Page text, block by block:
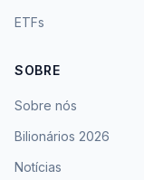
ETFs
SOBRE
Sobre nós
Bilionários 2026
Notícias